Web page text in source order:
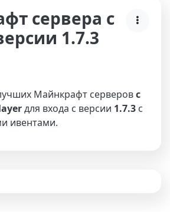
сервера с
1.7.3
Майнкрафт серверовс
для входа с версии 1.7.3 с
ивентами.